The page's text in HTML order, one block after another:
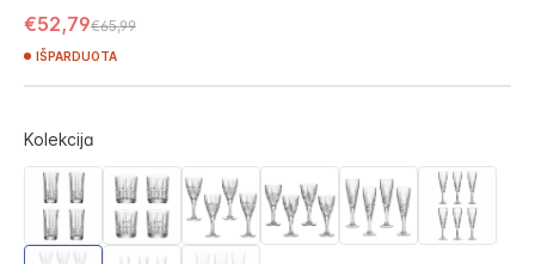
the
images
gallery
€52,79€65,99
IŠPARDUOTA
Kolekcija